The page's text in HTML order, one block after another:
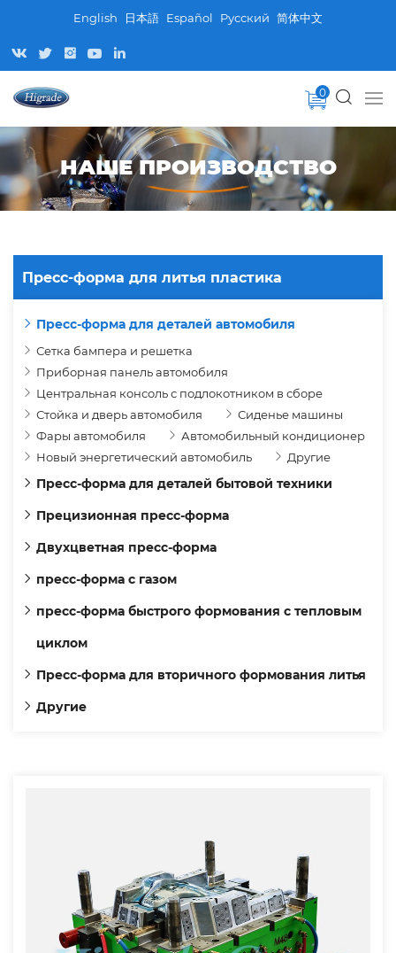
English 日本語 Español Pусский 简体中文
0
НАШЕ ПРОИЗВОДСТВО
Пресс-форма для литья пластика
Пресс-форма для деталей автомобиля
Сетка бампера и решетка
Приборная панель автомобиля
Центральная консоль с подлокотником в сборе
Стойка и дверь автомобиля
Сиденье машины
Фары автомобиля
Автомобильный кондиционер
Новый энергетический автомобиль
Другие
Пресс-форма для деталей бытовой техники
Прецизионная пресс-форма
Двухцветная пресс-форма
пресс-форма с газом
пресс-форма быстрого формования с тепловым
циклом
Пресс-форма для вторичного формования литья
Другие